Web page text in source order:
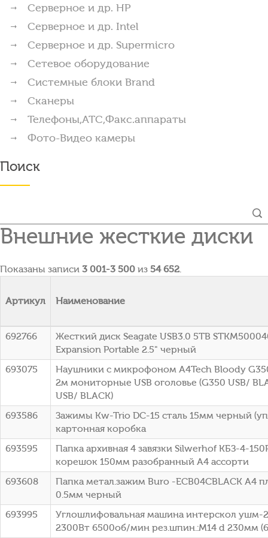
Серверное и др. HP
Серверное и др. Intel
Серверное и др. Supermicro
Сетевое оборудование
Системные блоки Brand
Сканеры
Телефоны,АТС,Факс.аппараты
Фото-Видео камеры
Поиск
Внешние жесткие диски
Показаны записи 3 001-3 500 из 54 652.
Артикул Наименование
692766
Жесткий диск Seagate USB3.0 5TB
Expansion Portable 2.5" черный
693075
Наушники с микрофоном A4Tech Bloody
2м мониторные USB оголовье (G350 USB/
USB/ BLACK)
693586
Зажимы Kw-Trio DC-15 сталь 15мм черный
картонная коробка
693595
Папка архивная 4 завязки Silwerhof КБЗ-4-
корешок 150мм разобранный A4 ассорти
693608
Папка метал.зажим Buro -ECB04CBLACK A4
0.5мм черный
693995
Углошлифовальная машина интерскол
2300Вт 6500об/мин рез.шпин.:M14 d 230мм